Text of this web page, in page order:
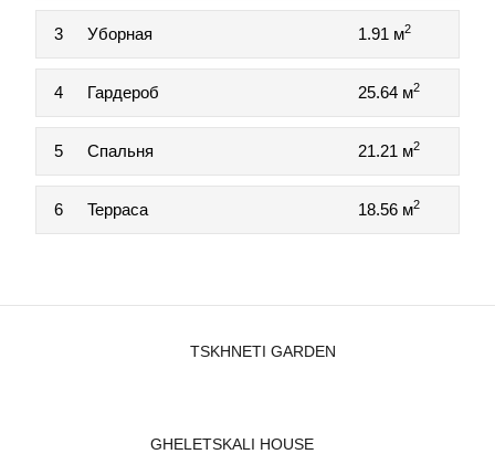
3 Уборная 1.91 м2
4 Гардероб 25.64 м2
5 Спальня 21.21 м2
6 Teppaca 18.56 м2
TSKHNETI GARDEN
GHELETSKALI HOUSE